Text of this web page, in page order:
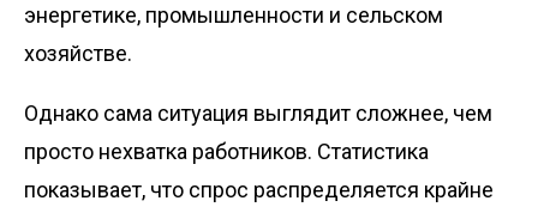
энергетике, промышленности и сельском
хозяйстве.
Однако сама ситуация выглядит сложнее, чем
просто нехватка работников. Статистика
показывает, что спрос распределяется крайне